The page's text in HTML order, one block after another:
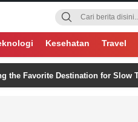
Bangsa Kesehatan Travel
Destination for Slow Travelers